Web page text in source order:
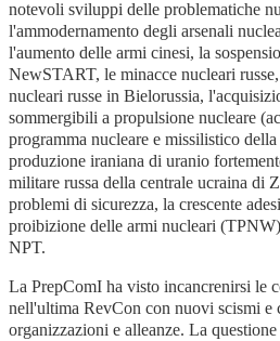
notevoli sviluppi delle problematiche
l'ammodernamento degli arsenali
l'aumento delle armi cinesi, la
NewSTART, le minacce nucleari
nucleari russe in Bielorussia,
sommergibili a propulsione nucleare
programma nucleare e missilistico
produzione iraniana di uranio
militare russa della centrale ucraina di
problemi di sicurezza, la crescente
proibizione delle armi nucleari
NPT.
La PrepComI ha visto incancrenirsi le
nell'ultima RevCon con nuovi scismi e
organizzazioni e alleanze. La